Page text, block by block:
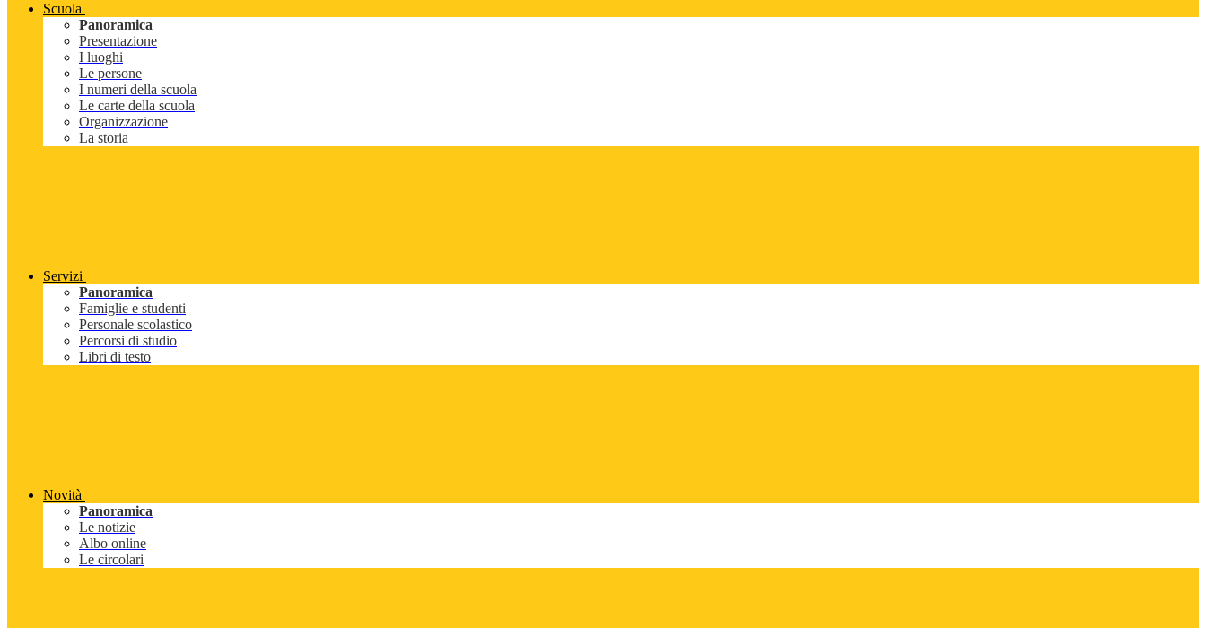
Scuola
Panoramica
Presentazione
I luoghi
Le persone
I numeri della scuola
Le carte della scuola
Organizzazione
La storia
Servizi
Panoramica
Famiglie e studenti
Personale scolastico
Percorsi di studio
Libri di testo
Novità
Panoramica
Le notizie
Albo online
Le circolari